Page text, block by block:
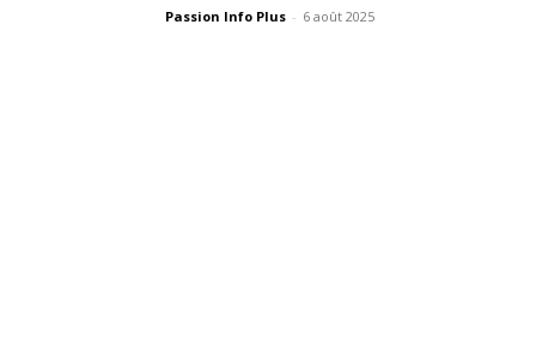
Passion Info Plus - 6 août 2025